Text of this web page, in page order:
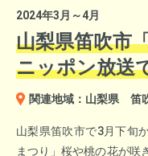
など北陸美味を販売。
い棒」話題のオリジナル
2024年3月～4月
山梨県笛吹市
ニッポン放送
関連地域：山梨県 笛
山梨県笛吹市で3月下旬
まつり」桜や桃の花が咲